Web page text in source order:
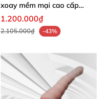
xoay mềm mại cao cấp
Shanghai
1.200.000₫
2.105.000₫ -43%